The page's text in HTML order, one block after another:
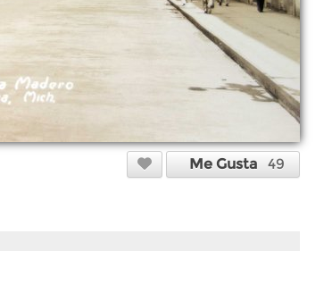
Me Gusta 49